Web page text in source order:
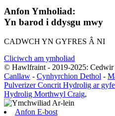
Anfon Ymholiad:
Yn barod i ddysgu mwy
CADWCH YN GYFRES Â NI
Cliciwch am ymholiad
© Hawlfraint - 2019-2025: Cedwir
Canllaw - Cynhyrchion Dethol -
Pulverizer Concrit Hydrolig ar
Hydrolig Morthwyl Craig,
Anfon E-bost